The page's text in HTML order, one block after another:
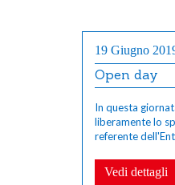
19 Giugno
Open day
In questa
liberamente lo
referente
Vedi dettagli